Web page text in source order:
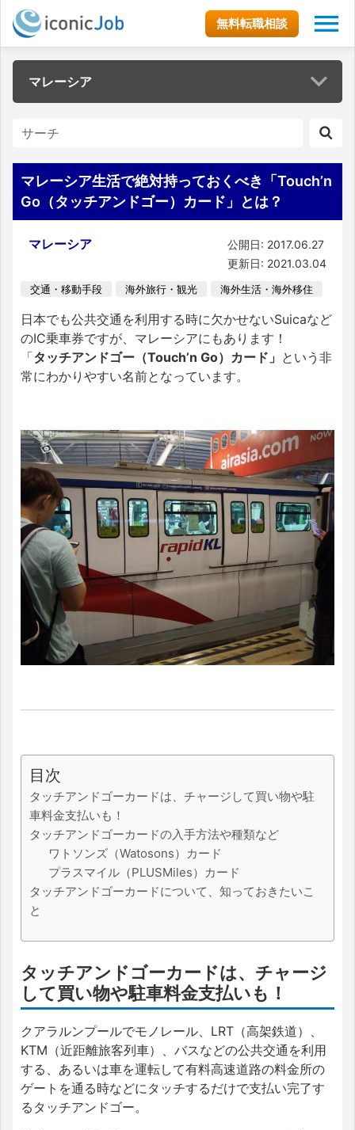
無料転職相談
マレーシア
マレーシア生活で絶対持っておくべき「Touch’n
Go（タッチアンドゴー）カード」とは？
マレーシア
公開日: 2017.06.27
更新日: 2021.03.04
交通・移動手段 海外旅行・観光 海外生活・海外移住
日本でも公共交通を利用する時に欠かせないSuicaなど
のIC乗車券ですが、マレーシアにもあります！
「タッチアンドゴー（Touch’n Go）カード」 という非
常にわかりやすい名前となっています。
目次
タッチアンドゴーカードは、チャージして買い物や駐
車料金支払いも！
タッチアンドゴーカードの入手方法や種類など
ワトソンズ（Watosons）カード
プラスマイル（PLUSMiles）カード
タッチアンドゴーカードについて、知っておきたいこ
と
タッチアンドゴーカードは、チャージ
して買い物や駐車料金支払いも！
クアラルンプールでモノレール、LRT（高架鉄道）、
KTM（近距離旅客列車）、バスなどの公共交通を利用
する、あるいは車を運転して有料高速道路の料金所の
ゲートを通る時などにタッチするだけで支払い完了す
るタッチアンドゴー。